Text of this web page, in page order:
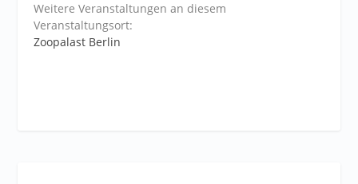
Weitere Veranstaltungen an diesem
Veranstaltungsort:
Zoopalast Berlin